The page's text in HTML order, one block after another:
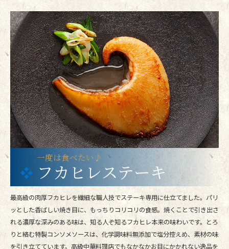
一度は食べたい♪
フカヒレステーキ
最高級の肉厚フカヒレを繊細な職人技でステーキ専用に仕立てました。パリ
ッとした香ばしい焼き目に、もっちりコリコリの食感。焼くことで引き出さ
れる濃厚な深みのある味は、知る人ぞ知るフカヒレ本来の味わいです。とろ
りと絡む特製コンソメソースは、化学調味料無添加で塩分控えめ、素材の味
を引き立てています。高級中華料理店でもなかなかお目にかかれない逸品を